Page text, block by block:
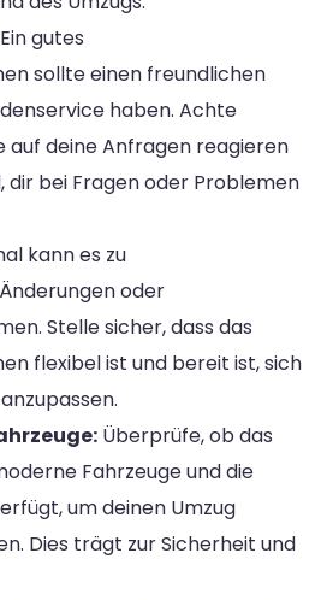
Ein gutes
sollte einen freundlichen
haben. Achte
auf deine Anfragen reagieren
dir bei Fragen oder Problemen
kann es zu
oder
Stelle sicher, dass das
flexibel ist und bereit ist, sich
Überprüfe, ob das
Fahrzeuge und die
um deinen Umzug
Dies trägt zur Sicherheit und